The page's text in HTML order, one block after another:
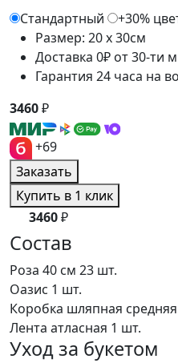
Стандартный
+30%
Размер: 20 x 30см
Доставка 0₽ от 30-ти
Гарантия 24 часа на
3460₽
+69
Заказать
Купить в 1 клик
3460₽
Состав
Роза 40 см 23 шт.
Оазис 1 шт.
Коробка шляпная
Лента атласная 1 шт.
Уход за букетом